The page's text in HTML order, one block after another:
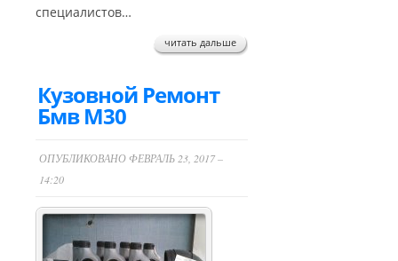
специалистов…
читать дальше
Кузовной Ремонт
Бмв М30
ОПУБЛИКОВАНО ФЕВРАЛЬ 23, 2017 –
14:20